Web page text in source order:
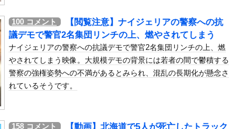
ください」乗客「…」→注意されても動かない乗客を...
」に改名ｗｗｗｗｗｗｗｗ
金庫に戻して 無理なら全然いいです イオンが戻って...
年の1年のみ、2027年に向けてウィリアムズ...
足深刻化の医療・製造現場などでの活用想定！
られる！！！
0.12万部wwwwwwwwww
100 コメント
【閲覧注意】ナイジェリアの警察への抗
議デモで警官2名集団リンチの上、燃やされてしまう
ナイジェリアの警察への抗議デモで警官2名集団リンチの上、燃
やされてしまう映像。大規模デモの背景には若者の間で鬱積する
警察の強権姿勢への不満があるとみられ、混乱の長期化が懸念さ
れているそうです。
158 コメント
【動画】北海道で5人が死亡したトラック